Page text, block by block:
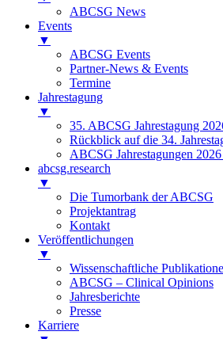
ABCSG News
Events
▼
ABCSG Events
Partner-News & Events
Termine
Jahrestagung
▼
35. ABCSG Jahrestagung
Rückblick auf die 34.
ABCSG Jahrestagungen
abcsg.research
▼
Die Tumorbank der ABCSG
Projektantrag
Kontakt
Veröffentlichungen
▼
Wissenschaftliche
ABCSG – Clinical Opinions
Jahresberichte
Presse
Karriere